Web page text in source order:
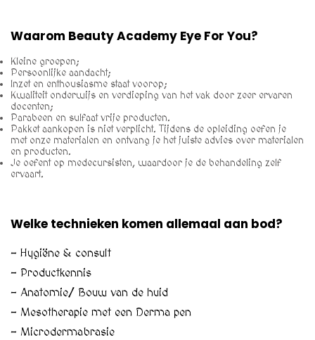
Waarom Beauty Academy Eye For You?
Kleine groepen;
Persoonlijke aandacht;
Inzet en enthousiasme staat voorop;
Kwaliteit onderwijs en verdieping van het vak door zeer ervaren
docenten;
Parabeen en sulfaat vrije producten.
Pakket aankopen is niet verplicht. Tijdens de opleiding oefen je
met onze materialen en ontvang je het juiste advies over materialen
en producten.
Je oefent op medecursisten, waardoor je de behandeling zelf
ervaart.
Welke technieken komen allemaal aan bod?
– Hygiëne & consult
– Productkennis
– Anatomie/ Bouw van de huid
– Mesotherapie met een Derma pen
– Microdermabrasie